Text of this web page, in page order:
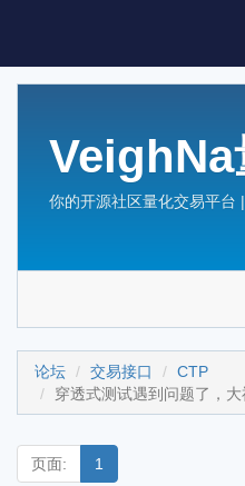
VeighNa
你的开源社区量化交易平台
论坛 交易接口
CTP
穿透式测试遇到问题了，
页面: 1